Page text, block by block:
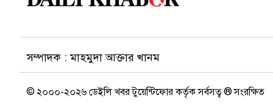
সম্পাদক : মাহমুদা আক্তার খানম
© ২০০০-২০২৬ ডেইলি খবর টুয়েন্টিফোর কর্তৃক সর্বসত্ব ® সংরক্ষিত